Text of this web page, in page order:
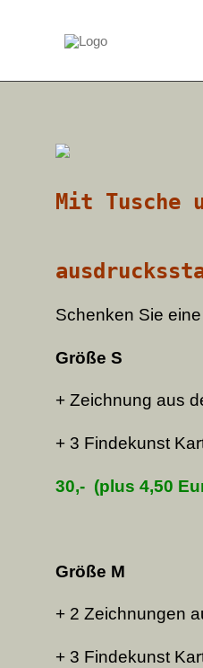
Mit Tusche
Schenken Sie
Größe S
+ Zeichnung aus
+ 3 Findekunst
30,- (plus 4,50
Größe M
+ 2 Zeichnungen
+ 3 Findekunst